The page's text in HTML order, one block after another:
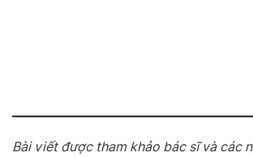
Bài viết được tham khảo bác sĩ và các